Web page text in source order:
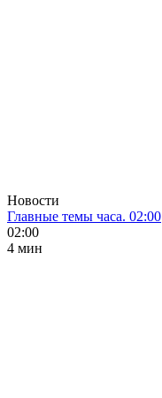
Новости
Главные темы часа. 02:00
02:00
4 мин